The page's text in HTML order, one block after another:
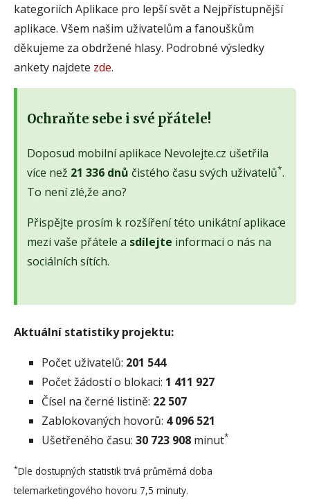
kategoriích Aplikace pro lepší svět a Nejpřístupnější
aplikace. Všem našim uživatelům a fanouškům
děkujeme za obdržené hlasy. Podrobné výsledky
ankety najdete zde.
Ochraňte sebe i své přátele!
Doposud mobilní aplikace Nevolejte.cz ušetřila
více než 21 336 dnů čistého času svých uživatelů*.
To není zlé,že ano?
Přispějte prosím k rozšíření této unikátní aplikace
mezi vaše přátele a sdílejte informaci o nás na
sociálních sítích.
Aktuální statistiky projektu:
Počet uživatelů: 201 544
Počet žádostí o blokaci: 1 411 927
Čísel na černé listině: 22 507
Zablokovaných hovorů: 4 096 521
Ušetřeného času: 30 723 908 minut*
*Dle dostupných statistik trvá průměrná doba
telemarketingového hovoru 7,5 minuty.